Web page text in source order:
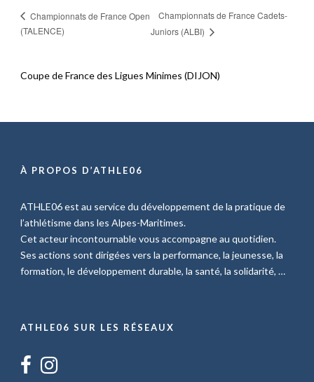
Championnats de France Open
(TALENCE)
Championnats de France Cadets-
Juniors (ALBI)
Coupe de France des Ligues Minimes (DIJON)
À PROPOS D’ATHLE06
ATHLE06 est au service du développement de la pratique de
l’athlétisme dans les Alpes-Maritimes.
Cet acteur incontournable vous accompagne au quotidien.
Ses actions sont dirigées vers la performance, la jeunesse, la
formation, le développement durable, la santé, la solidarité, …
ATHLE06 SUR LES RÉSEAUX